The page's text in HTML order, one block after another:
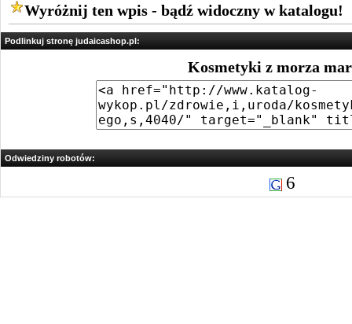
Wyróżnij ten wpis - bądź widoczny w katalogu!
Podlinkuj stronę judaicashop.pl:
Kosmetyki z morza
Odwiedziny robotów:
6